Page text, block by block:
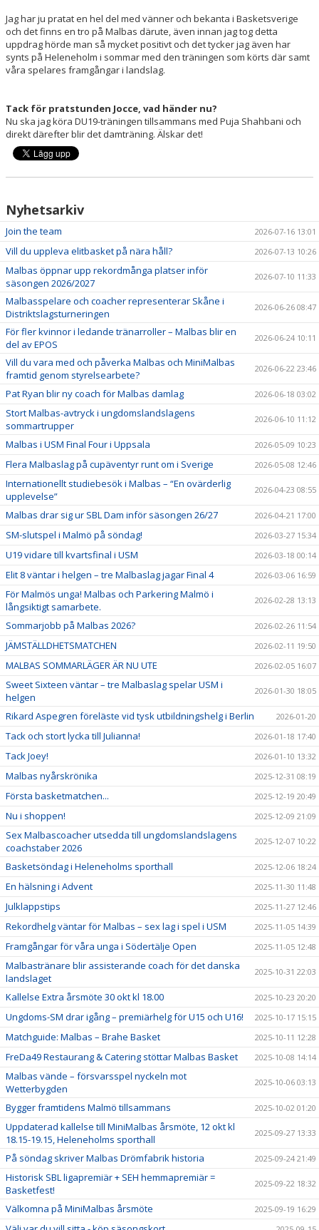
Jag har ju pratat en hel del med vänner och bekanta i Basketsverige
och det finns en tro på Malbas därute, även innan jag tog detta
uppdrag hörde man så mycket positivt och det tycker jag även har
synts på Heleneholm i sommar med den träningen som körts där samt
våra spelares framgångar i landslag.
Tack för pratstunden Jocce, vad händer nu?
Nu ska jag köra DU19-träningen tillsammans med Puja Shahbani och
direkt därefter blir det damträning. Älskar det!
Nyhetsarkiv
Join the team 2026-07-16 13:01
Vill du uppleva elitbasket på nära håll? 2026-07-13 10:26
Malbas öppnar upp rekordmånga platser inför
säsongen 2026/2027
2026-07-10 11:33
Malbasspelare och coacher representerar Skåne i
Distriktslagsturneringen
2026-06-26 08:47
För fler kvinnor i ledande tränarroller – Malbas blir en
del av EPOS
2026-06-24 10:11
Vill du vara med och påverka Malbas och MiniMalbas
framtid genom styrelsearbete?
2026-06-22 23:46
Pat Ryan blir ny coach för Malbas damlag 2026-06-18 03:02
Stort Malbas-avtryck i ungdomslandslagens
sommartrupper
2026-06-10 11:12
Malbas i USM Final Four i Uppsala 2026-05-09 10:23
Flera Malbaslag på cupäventyr runt om i Sverige 2026-05-08 12:46
Internationellt studiebesök i Malbas – “En ovärderlig
upplevelse”
2026-04-23 08:55
Malbas drar sig ur SBL Dam inför säsongen 26/27 2026-04-21 17:00
SM-slutspel i Malmö på söndag! 2026-03-27 15:34
U19 vidare till kvartsfinal i USM 2026-03-18 00:14
Elit 8 väntar i helgen – tre Malbaslag jagar Final 4 2026-03-06 16:59
För Malmös unga! Malbas och Parkering Malmö i
långsiktigt samarbete.
2026-02-28 13:13
Sommarjobb på Malbas 2026? 2026-02-26 11:54
JÄMSTÄLLDHETSMATCHEN 2026-02-11 19:50
MALBAS SOMMARLÄGER ÄR NU UTE 2026-02-05 16:07
Sweet Sixteen väntar – tre Malbaslag spelar USM i
helgen
2026-01-30 18:05
Rikard Aspegren föreläste vid tysk utbildningshelg i Berlin 2026-01-20
Tack och stort lycka till Julianna! 2026-01-18 17:40
Tack Joey! 2026-01-10 13:32
Malbas nyårskrönika 2025-12-31 08:19
Första basketmatchen... 2025-12-19 20:49
Nu i shoppen! 2025-12-09 21:09
Sex Malbascoacher utsedda till ungdomslandslagens
coachstaber 2026
2025-12-07 10:22
Basketsöndag i Heleneholms sporthall 2025-12-06 18:24
En hälsning i Advent 2025-11-30 11:48
Julklappstips 2025-11-27 12:46
Rekordhelg väntar för Malbas – sex lag i spel i USM 2025-11-05 14:39
Framgångar för våra unga i Södertälje Open 2025-11-05 12:48
Malbastränare blir assisterande coach för det danska
landslaget
2025-10-31 22:03
Kallelse Extra årsmöte 30 okt kl 18.00 2025-10-23 20:20
Ungdoms-SM drar igång – premiärhelg för U15 och U16! 2025-10-17 15:15
Matchguide: Malbas – Brahe Basket 2025-10-11 12:28
FreDa49 Restaurang & Catering stöttar Malbas Basket 2025-10-08 14:14
Malbas vände – försvarsspel nyckeln mot
Wetterbygden
2025-10-06 03:13
Bygger framtidens Malmö tillsammans 2025-10-02 01:20
Uppdaterad kallelse till MiniMalbas årsmöte, 12 okt kl
18.15-19.15, Heleneholms sporthall
2025-09-27 13:33
På söndag skriver Malbas Drömfabrik historia 2025-09-24 21:49
Historisk SBL ligapremiär + SEH hemmapremiär =
Basketfest!
2025-09-22 18:32
Välkomna på MiniMalbas årsmöte 2025-09-19 16:29